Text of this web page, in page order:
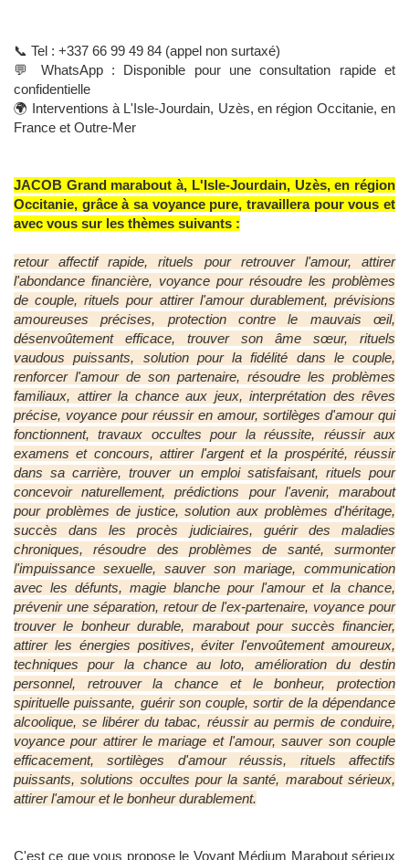
📞 Tel : +337 66 99 49 84 (appel non surtaxé)
💬 WhatsApp : Disponible pour une consultation rapide et
confidentielle
🌍 Interventions à L'Isle-Jourdain, Uzès, en région Occitanie, en
France et Outre-Mer
JACOB Grand marabout à, L'Isle-Jourdain, Uzès, en région
Occitanie, grâce à sa voyance pure, travaillera pour vous et
avec vous sur les thèmes suivants :
retour affectif rapide, rituels pour retrouver l'amour, attirer
l'abondance financière, voyance pour résoudre les problèmes
de couple, rituels pour attirer l'amour durablement, prévisions
amoureuses précises, protection contre le mauvais œil,
désenvoûtement efficace, trouver son âme sœur, rituels
vaudous puissants, solution pour la fidélité dans le couple,
renforcer l'amour de son partenaire, résoudre les problèmes
familiaux, attirer la chance aux jeux, interprétation des rêves
précise, voyance pour réussir en amour, sortilèges d'amour qui
fonctionnent, travaux occultes pour la réussite, réussir aux
examens et concours, attirer l'argent et la prospérité, réussir
dans sa carrière, trouver un emploi satisfaisant, rituels pour
concevoir naturellement, prédictions pour l'avenir, marabout
pour problèmes de justice, solution aux problèmes d'héritage,
succès dans les procès judiciaires, guérir des maladies
chroniques, résoudre des problèmes de santé, surmonter
l'impuissance sexuelle, sauver son mariage, communication
avec les défunts, magie blanche pour l'amour et la chance,
prévenir une séparation, retour de l'ex-partenaire, voyance pour
trouver le bonheur durable, marabout pour succès financier,
attirer les énergies positives, éviter l'envoûtement amoureux,
techniques pour la chance au loto, amélioration du destin
personnel, retrouver la chance et le bonheur, protection
spirituelle puissante, guérir son couple, sortir de la dépendance
alcoolique, se libérer du tabac, réussir au permis de conduire,
voyance pour attirer le mariage et l'amour, sauver son couple
efficacement, sortilèges d'amour réussis, rituels affectifs
puissants, solutions occultes pour la santé, marabout sérieux,
attirer l'amour et le bonheur durablement.
C'est ce que vous propose le Voyant Médium Marabout sérieux